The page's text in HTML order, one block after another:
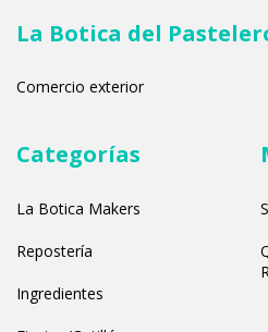
La Botica del
Comercio exterior
Categorías
La Botica Makers
Repostería
Ingredientes